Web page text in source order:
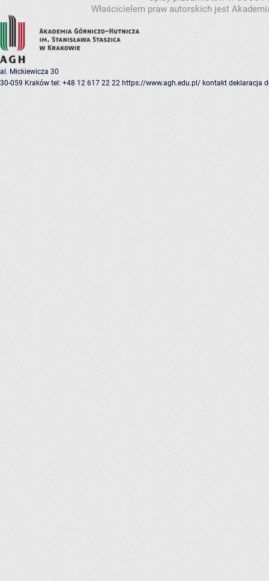
Właścicielem praw autorskich jest
al. Mickiewicza 30
30-059 Kraków tel: +48 12 617 22 22 https://www.agh.edu.pl/ kontakt deklaracja